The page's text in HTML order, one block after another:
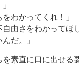
をわかってくれ！」
自由さをわかってほ
だ。」
を素直に口に出せる